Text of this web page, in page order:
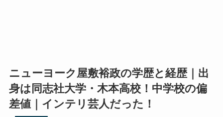
ニューヨーク屋敷裕政の学歴と経歴｜出
身は同志社大学・木本高校！中学校の偏
差値｜インテリ芸人だった！